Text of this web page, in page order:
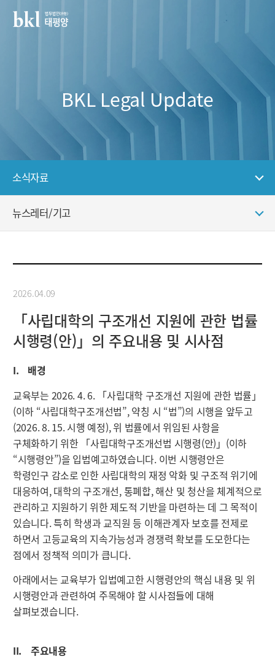
BKL Legal Update
소식자료
뉴스레터/기고
2026.04.09
「사립대학의 구조개선 지원에 관한 법률
시행령(안)」의 주요내용 및 시사점
I. 배경
교육부는 2026. 4. 6. 「사립대학 구조개선 지원에 관한 법률」
(이하 “사립대학구조개선법”, 약칭 시 “법”)의 시행을 앞두고
(2026. 8. 15. 시행 예정), 위 법률에서 위임된 사항을
구체화하기 위한 「사립대학구조개선법 시행령(안)」(이하
“시행령안”)을 입법예고하였습니다. 이번 시행령안은
학령인구 감소로 인한 사립대학의 재정 악화 및 구조적 위기에
대응하여, 대학의 구조개선, 통폐합, 해산 및 청산을 체계적으로
관리하고 지원하기 위한 제도적 기반을 마련하는 데 그 목적이
있습니다. 특히 학생과 교직원 등 이해관계자 보호를 전제로
하면서 고등교육의 지속가능성과 경쟁력 확보를 도모한다는
점에서 정책적 의미가 큽니다.
아래에서는 교육부가 입법예고한 시행령안의 핵심 내용 및 위
시행령안과 관련하여 주목해야 할 시사점들에 대해
살펴보겠습니다.
II. 주요내용